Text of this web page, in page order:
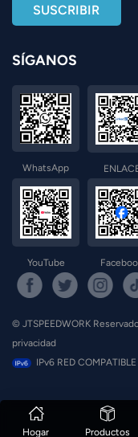
SÍGANOS
WhatsApp
YouTube
© JTSPEEDWORK
privacidad
IPv6 RED COMPATIBLE
Hogar Productos